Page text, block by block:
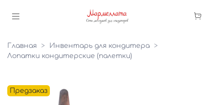
Главная
Инвентарь для кондитера
Лопатки кондитерские (палетки)
Предзаказ